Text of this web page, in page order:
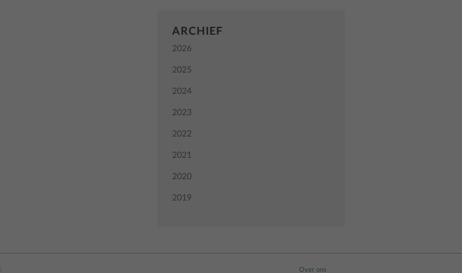
ARCHIEF
2026
2025
2024
2023
2022
2021
2020
2019
Over ons